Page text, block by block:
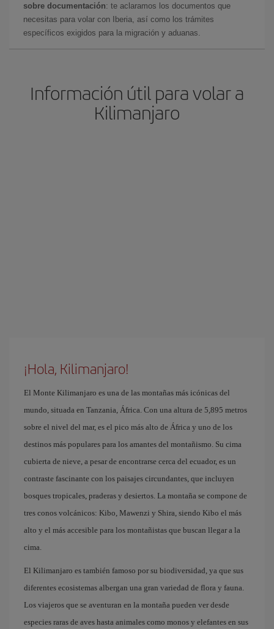
sobre documentación: te aclaramos los documentos que
necesitas para volar con Iberia, así como los trámites
específicos exigidos para la migración y aduanas.
Información útil para volar a
Kilimanjaro
¡Hola, Kilimanjaro!
El Monte Kilimanjaro es una de las montañas más icónicas del
mundo, situada en Tanzania, África. Con una altura de 5,895 metros
sobre el nivel del mar, es el pico más alto de África y uno de los
destinos más populares para los amantes del montañismo. Su cima
cubierta de nieve, a pesar de encontrarse cerca del ecuador, es un
contraste fascinante con los paisajes circundantes, que incluyen
bosques tropicales, praderas y desiertos. La montaña se compone de
tres conos volcánicos: Kibo, Mawenzi y Shira, siendo Kibo el más
alto y el más accesible para los montañistas que buscan llegar a la
cima.
El Kilimanjaro es también famoso por su biodiversidad, ya que sus
diferentes ecosistemas albergan una gran variedad de flora y fauna.
Los viajeros que se aventuran en la montaña pueden ver desde
especies raras de aves hasta animales como monos y elefantes en sus